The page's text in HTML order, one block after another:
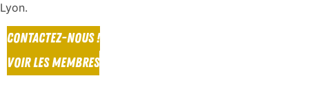
Lyon.
CONTACTEZ-NOUS !
VOIR LES MEMBRES